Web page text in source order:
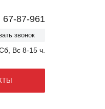
67-87-961
звонок
Вс 8-15 ч.